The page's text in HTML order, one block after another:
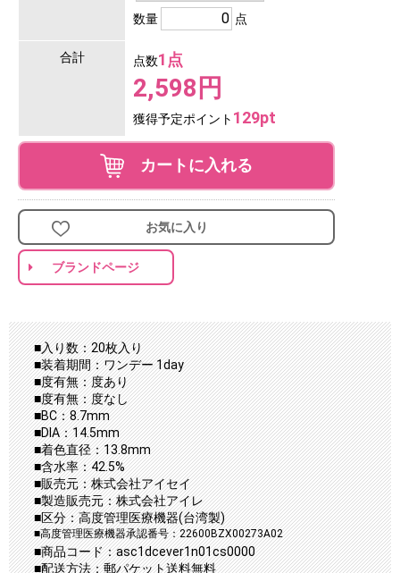
数量 点
合計 点数1点
2,598円
獲得予定ポイント 129pt
カートに入れる
お気に入り
ブランドページ
■入り数：20枚入り
■装着期間：ワンデー 1day
■度有無：度あり
■度有無：度なし
■BC：8.7mm
■DIA：14.5mm
■着色直径：13.8mm
■含水率：42.5%
■販売元：株式会社アイセイ
■製造販売元：株式会社アイレ
■区分：高度管理医療機器(台湾製)
■高度管理医療機器承認番号：22600BZX00273A02
■商品コード：asc1dcever1n01cs0000
■配送方法：郵パケット送料無料